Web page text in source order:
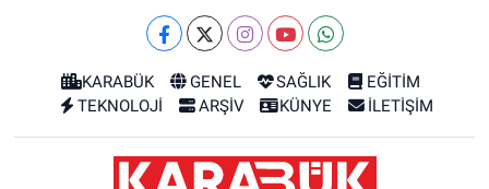
KARABÜK GENEL SAĞLIK
EĞİTİM
TEKNOLOJİ
ARŞİV KÜNYE İLETİŞİM